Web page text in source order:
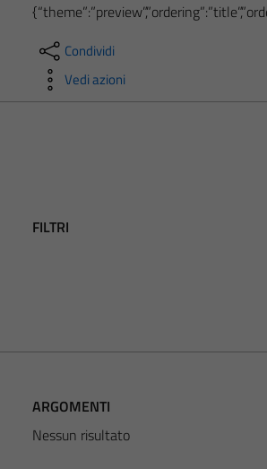
Condividi
Vedi azioni
FILTRI
ARGOMENTI
Nessun risultato